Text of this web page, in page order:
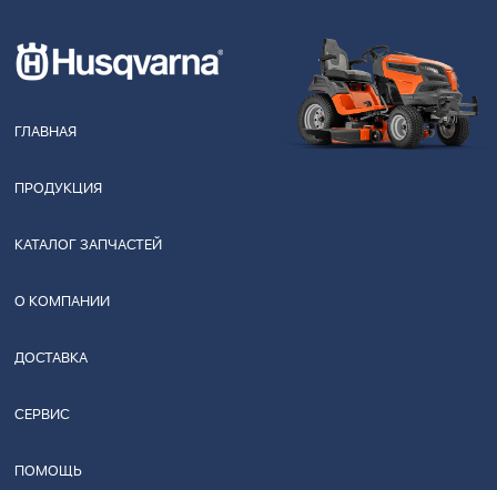
ГЛАВНАЯ
ПРОДУКЦИЯ
КАТАЛОГ ЗАПЧАСТЕЙ
О КОМПАНИИ
ДОСТАВКА
СЕРВИС
ПОМОЩЬ